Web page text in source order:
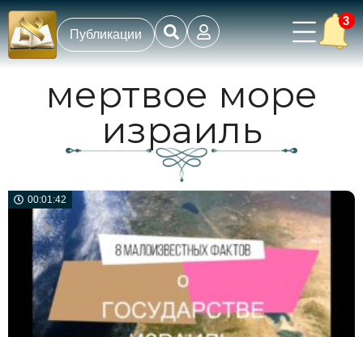
Публикации
3
мертвое море
израиль
00:01:42